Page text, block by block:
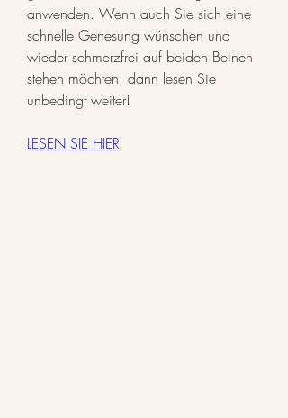
anwenden. Wenn auch Sie sich eine
schnelle Genesung wünschen und
wieder schmerzfrei auf beiden Beinen
stehen möchten, dann lesen Sie
unbedingt weiter!
LESEN SIE HIER